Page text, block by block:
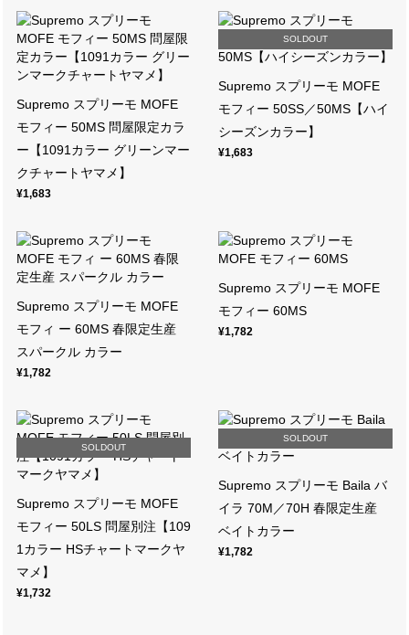
Supremo スプリーモ MOFE
モフィー 50MS 問屋限定カラ
ー【1091カラー グリーンマー
クチャートヤマメ】
¥1,683
SOLDOUT
Supremo スプリーモ MOFE
モフィー 50SS／50MS【ハイ
シーズンカラー】
¥1,683
Supremo スプリーモ MOFE
モフィ ー 60MS 春限定生産
スパークル カラー
¥1,782
Supremo スプリーモ MOFE
モフィー 60MS
¥1,782
SOLDOUT
Supremo スプリーモ MOFE
モフィー 50LS 問屋別注【109
1カラー HSチャートマークヤ
マメ】
¥1,732
SOLDOUT
Supremo スプリーモ Baila バ
イラ 70M／70H 春限定生産
ベイトカラー
¥1,782